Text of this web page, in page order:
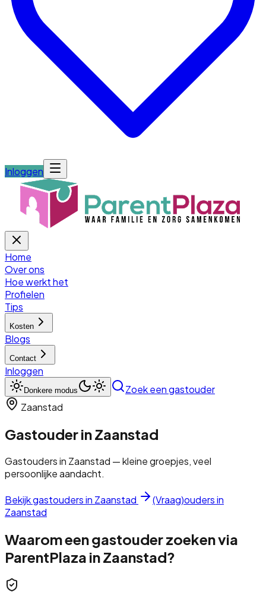
Inloggen
Home
Over ons
Hoe werkt het
Profielen
Tips
Kosten
Blogs
Contact
Inloggen
Donkere modus
Zoek een gastouder
Zaanstad
Gastouder inZaanstad
Gastouders in Zaanstad — kleine groepjes, veel
persoonlijke aandacht.
Bekijk gastouders in Zaanstad
(Vraag)ouders in
Zaanstad
Waarom een gastouder zoeken via
ParentPlaza inZaanstad?